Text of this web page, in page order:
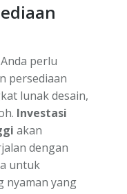
perlu
persediaan
lunak desain,
Investasi
akan
dengan
untuk
nyaman yang